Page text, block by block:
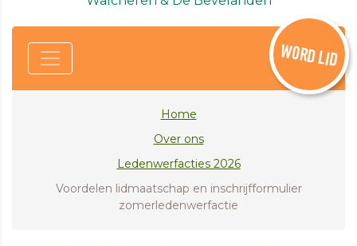
WORD LID
Home
Over ons
Ledenwerfacties 2026
Voordelen lidmaatschap en inschrijfformulier
zomerledenwerfactie